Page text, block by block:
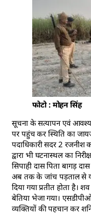
फोटो : मोहन सिंह
सूचना के सत्यापन एवं
पर पहुंच कर स्थिति का
पदाधिकारी सदर 2 रजनीश
द्वारा भी घटनास्थल का
सिपाही दास पिता बागड़
अब तक के जांच पड़ताल से
दिया गया प्रतीत होता है।
बेतिया भेजा गया।
व्यक्तियों की पहचान कर